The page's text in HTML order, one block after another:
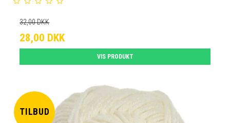
32,00 DKK
28,00 DKK
VIS PRODUKT
TILBUD